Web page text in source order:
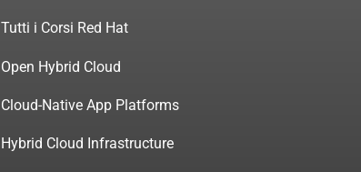
Tutti i Corsi Red Hat
Open Hybrid Cloud
Cloud-Native App Platforms
Hybrid Cloud Infrastructure